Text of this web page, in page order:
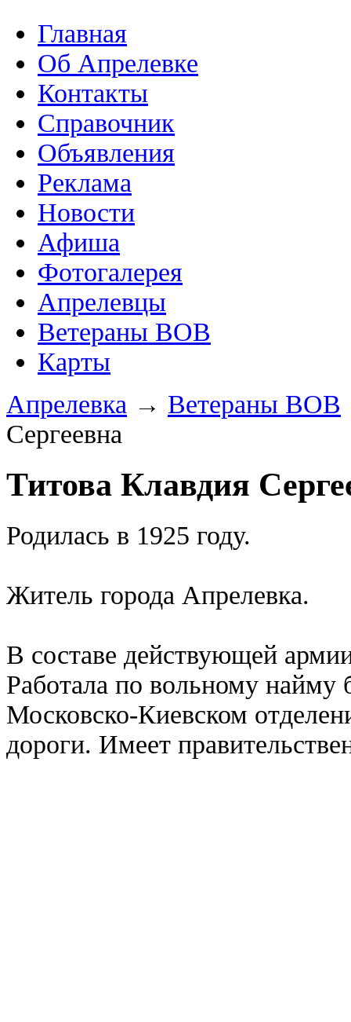
Главная
Об Апрелевке
Контакты
Справочник
Объявления
Реклама
Новости
Афиша
Фотогалерея
Апрелевцы
Ветераны ВОВ
Карты
Апрелевка → Ветераны ВОВ
Сергеевна
Титова Клавдия
Родилась в 1925 году.
Житель города Апрелевка.
В составе действующей
Работала по вольному найму
Московско-Киевском
дороги. Имеет